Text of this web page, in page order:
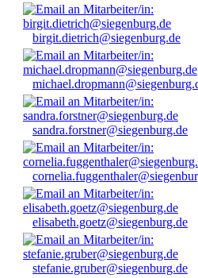
birgit.dietrich@siegenburg.de
sandra.forstner@siegenburg.de
elisabeth.goetz@siegenburg.de
stefanie.gruber@siegenburg.de